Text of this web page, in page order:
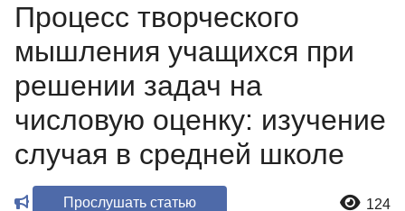
Процесс творческого
мышления учащихся при
решении задач на
числовую оценку: изучение
случая в средней школе
Прослушать статью 124